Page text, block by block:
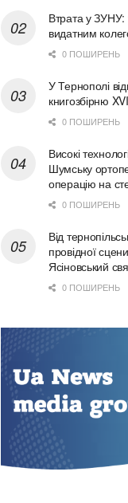
Втрата у ЗУНУ:
видатним
0 ПОШИРЕНЬ
У Тернополі
книгозбірню
0 ПОШИРЕНЬ
Високі
Шумську
операцію на
0 ПОШИРЕНЬ
Від
провідної
Ясіновський
0 ПОШИРЕНЬ